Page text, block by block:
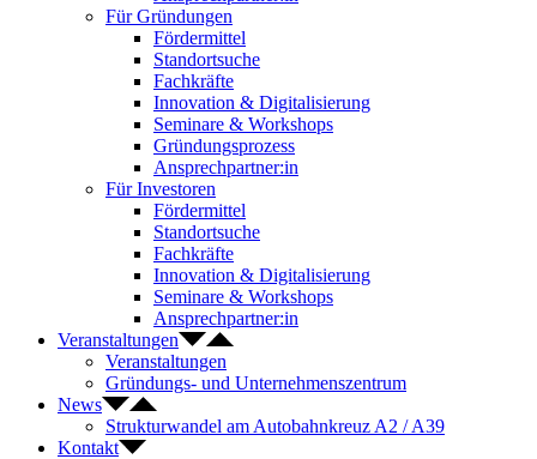
Für Gründungen
Fördermittel
Standortsuche
Fachkräfte
Innovation & Digitalisierung
Seminare & Workshops
Gründungsprozess
Ansprechpartner:in
Für Investoren
Fördermittel
Standortsuche
Fachkräfte
Innovation & Digitalisierung
Seminare & Workshops
Ansprechpartner:in
Veranstaltungen
Veranstaltungen
Gründungs- und Unternehmenszentrum
News
Strukturwandel am Autobahnkreuz A2 / A39
Kontakt